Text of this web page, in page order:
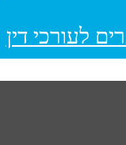
לעורכי דין